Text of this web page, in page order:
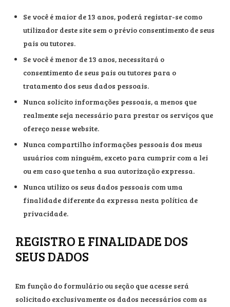
Se você é maior de 13 anos, poderá registar-se como
utilizador deste site sem o prévio consentimento de seus
pais ou tutores.
Se você é menor de 13 anos, necessitará o
consentimento de seus pais ou tutores para o
tratamento dos seus dados pessoais.
Nunca solicito informações pessoais, a menos que
realmente seja necessário para prestar os serviços que
ofereço nesse website.
Nunca compartilho informações pessoais dos meus
usuários com ninguém, exceto para cumprir com a lei
ou em caso que tenha a sua autorização expressa.
Nunca utilizo os seus dados pessoais com uma
finalidade diferente da expressa nesta política de
privacidade.
REGISTRO E FINALIDADE DOS
SEUS DADOS
Em função do formulário ou seção que acesse será
solicitado exclusivamente os dados necessários com as